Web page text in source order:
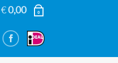
€0,00 0